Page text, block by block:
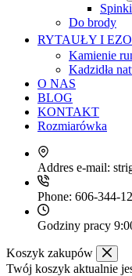
Spinki
Do brody
RYTAUŁY I
Kamienie
Kadzidła
O NAS
BLOG
KONTAKT
Rozmiarówka
Addres e-mail:
Phone: 606-344-
Godziny pracy
Koszyk zakupów
Twój koszyk aktualnie